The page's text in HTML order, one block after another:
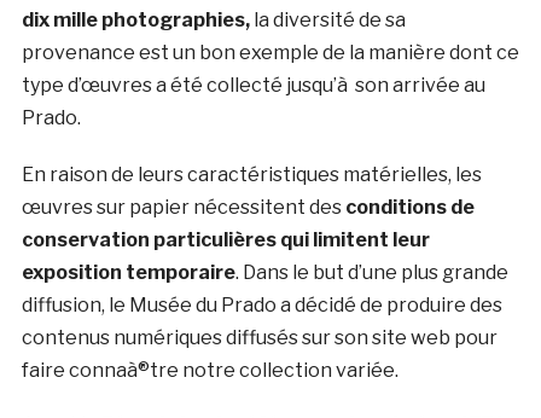
dix mille photographies,la diversité de sa
provenance est un bon exemple de la manière dont ce
type d’œuvres a été collecté jusqu’à son arrivée au
Prado.
En raison de leurs caractéristiques matérielles, les
œuvres sur papier nécessitent des conditions de
conservation particulières qui limitent leur
exposition temporaire. Dans le but d’une plus grande
diffusion, le Musée du Prado a décidé de produire des
contenus numériques diffusés sur son site web pour
faire connaà®tre notre collection variée.